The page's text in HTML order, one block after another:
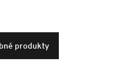
produkty